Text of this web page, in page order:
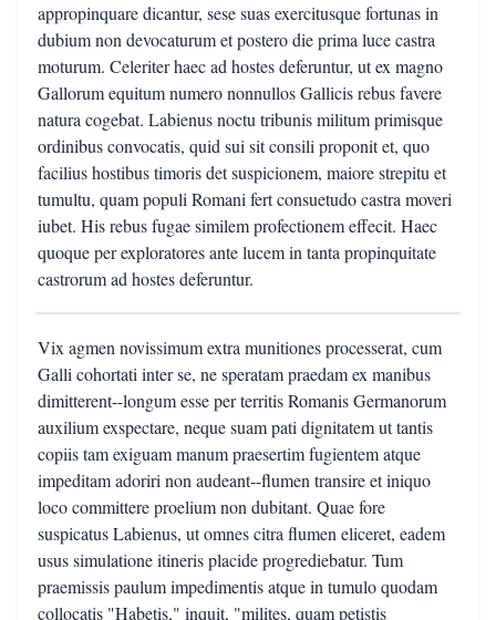
appropinquare dicantur, sese suas exercitusque fortunas in
dubium non devocaturum et postero die prima luce castra
moturum. Celeriter haec ad hostes deferuntur, ut ex magno
Gallorum equitum numero nonnullos Gallicis rebus favere
natura cogebat. Labienus noctu tribunis militum primisque
ordinibus convocatis, quid sui sit consili proponit et, quo
facilius hostibus timoris det suspicionem, maiore strepitu et
tumultu, quam populi Romani fert consuetudo castra moveri
iubet. His rebus fugae similem profectionem effecit. Haec
quoque per exploratores ante lucem in tanta propinquitate
castrorum ad hostes deferuntur.
Vix agmen novissimum extra munitiones processerat, cum
Galli cohortati inter se, ne speratam praedam ex manibus
dimitterent--longum esse per territis Romanis Germanorum
auxilium exspectare, neque suam pati dignitatem ut tantis
copiis tam exiguam manum praesertim fugientem atque
impeditam adoriri non audeant--flumen transire et iniquo
loco committere proelium non dubitant. Quae fore
suspicatus Labienus, ut omnes citra flumen eliceret, eadem
usus simulatione itineris placide progrediebatur. Tum
praemissis paulum impedimentis atque in tumulo quodam
collocatis "Habetis," inquit, "milites, quam petistis